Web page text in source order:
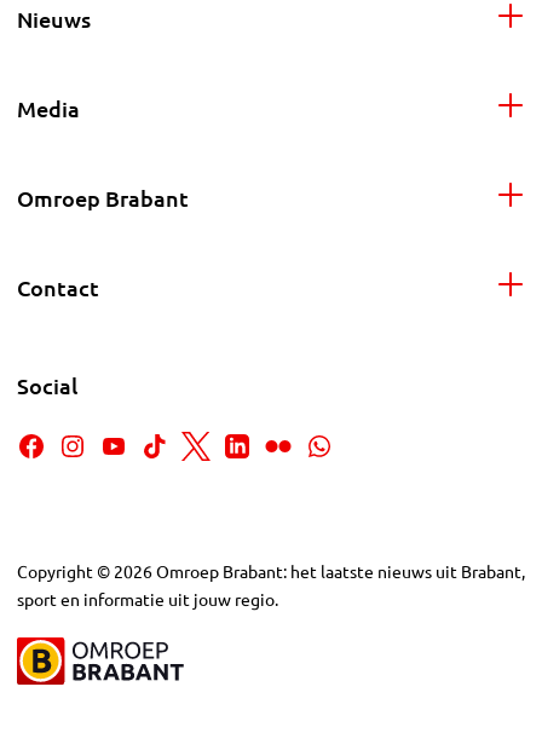
Nieuws
Media
Omroep Brabant
Contact
Social
Copyright © 2026Omroep Brabant: het laatste nieuws uit Brabant,
sport en informatie uit jouw regio.